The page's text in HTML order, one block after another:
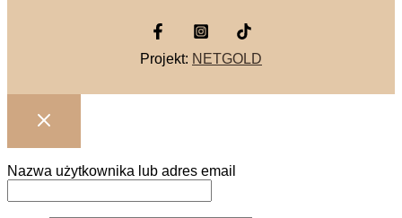
Projekt: NETGOLD
Nazwa użytkownika lub adres email